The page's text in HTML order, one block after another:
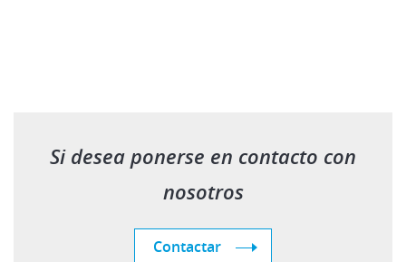
Si desea ponerse en contacto con
nosotros
Contactar